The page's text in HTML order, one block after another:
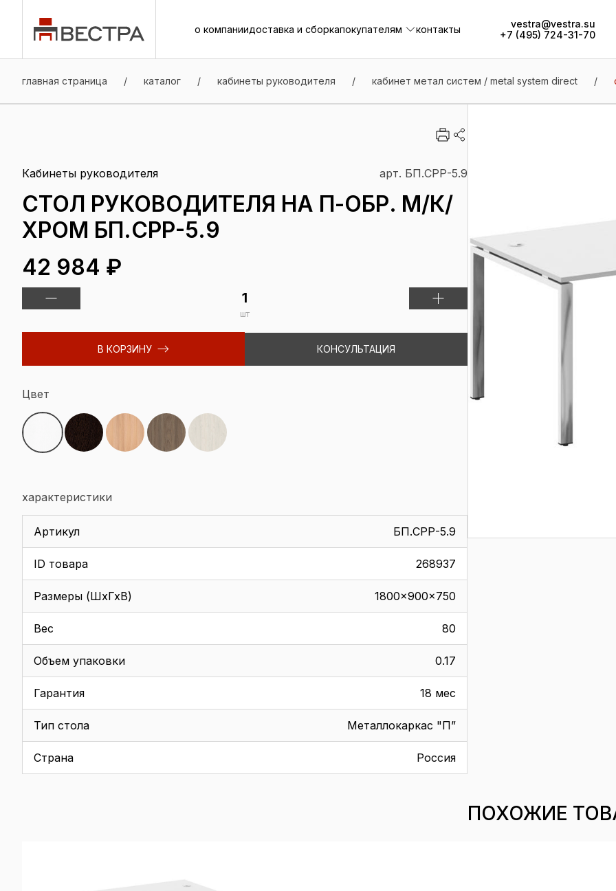
о компаниидоставка и сборкапокупателям
контакты
vestra@vestra.su
+7 (495) 724-31-70
главная страница / каталог / кабинеты руководителя / кабинет метал систем / metal system direct /
Кабинеты руководителя арт. БП.СРР-5.9
СТОЛ РУКОВОДИТЕЛЯ НА П-ОБР. М/К/
ХРОМ БП.СРР-5.9
42 984 ₽
шт
В КОРЗИНУ КОНСУЛЬТАЦИЯ
Цвет
характеристики
Артикул БП.СРР-5.9
ID товара 268937
Размеры (ШхГхВ) 1800x900x750
Вес 80
Объем упаковки 0.17
Гарантия 18 мес
Тип стола Металлокаркас "П”
Страна Россия
ПОХОЖИЕ